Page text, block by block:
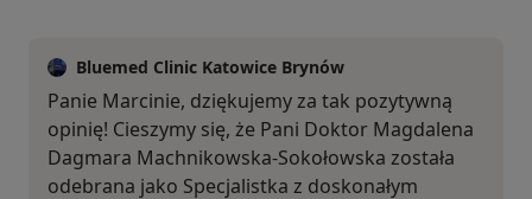
Bluemed Clinic Katowice Brynów
Panie Marcinie, dziękujemy za tak pozytywną
opinię! Cieszymy się, że Pani Doktor Magdalena
Dagmara Machnikowska-Sokołowska została
odebrana jako Specjalistka z doskonałym